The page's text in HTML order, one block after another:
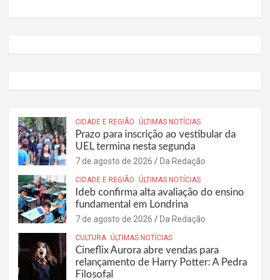
CIDADE E REGIÃO ÚLTIMAS NOTÍCIAS
Prazo para inscrição ao vestibular da
UEL termina nesta segunda
7 de agosto de 2026 Da Redação
CIDADE E REGIÃO ÚLTIMAS NOTÍCIAS
Ideb confirma alta avaliação do ensino
fundamental em Londrina
7 de agosto de 2026 Da Redação
CULTURA ÚLTIMAS NOTÍCIAS
Cineflix Aurora abre vendas para
relançamento de Harry Potter: A Pedra
Filosofal